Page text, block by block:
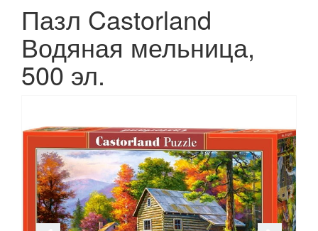
Пазл Castorland
Водяная мельница,
500 эл.